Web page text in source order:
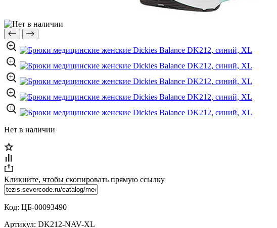
Нет в наличии
Кликните, чтобы скопировать прямую ссылку
Код: ЦБ-00093490
Артикул: DK212-NAV-XL